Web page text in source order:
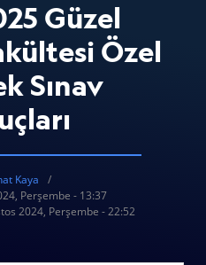
Güzel
Özel
Sınav
Kaya
Perşembe - 13:37
2024, Perşembe - 22:52